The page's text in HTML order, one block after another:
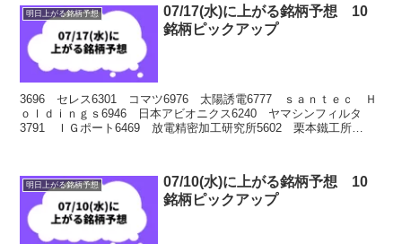
明日上がる銘柄予想
07/17(水)に上がる銘柄予想 10
銘柄ピックアップ
3696 セレス6301 コマツ6976 太陽誘電6777 ｓａｎｔｅｃ Ｈ
ｏｌｄｉｎｇｓ6946 日本アビオニクス6240 ヤマシンフィルタ
3791 ＩＧポート6469 放電精密加工研究所5602 栗本鐵工所
明日上がる銘柄予想
07/10(水)に上がる銘柄予想 10
銘柄ピックアップ